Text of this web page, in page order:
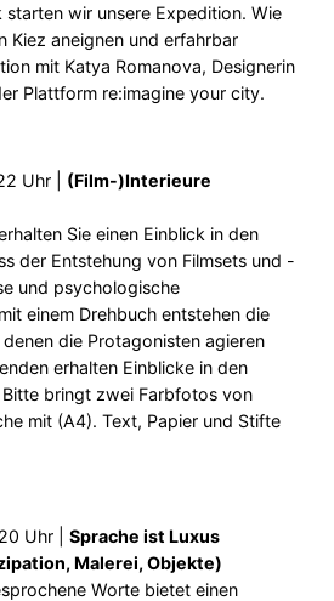
starten wir unsere Expedition. Wie
Kiez aneignen und erfahrbar
mit Katya Romanova, Designerin
Plattform re:imagine your city.
Uhr | (Film-)Interieure
Sie einen Einblick in den
der Entstehung von Filmsets und -
und psychologische
einem Drehbuch entstehen die
denen die Protagonisten agieren
erhalten Einblicke in den
bringt zwei Farbfotos von
mit (A4). Text, Papier und Stifte
Uhr | Sprache ist Luxus
Malerei, Objekte)
Worte bietet einen